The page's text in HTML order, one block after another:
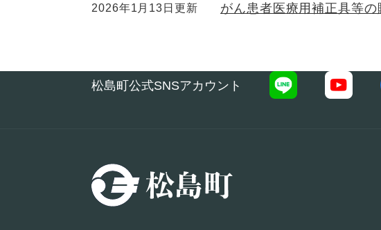
2026年1月13日更新 がん患者医療用補正具等
松島町公式SNSアカウント